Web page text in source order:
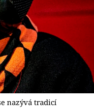
nazývá tradicí